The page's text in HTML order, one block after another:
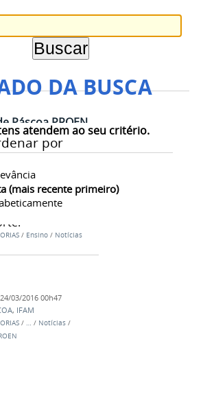
DA BUSCA
atendem ao seu critério.
por
(mais recente primeiro)
Páscoa PROEN
—última modificação
,IFAM
Cristo está
Páscoa traz
de vida
/ Ensino / Notícias
24/03/2016 00h47
, IFAM
/ / Notícias /